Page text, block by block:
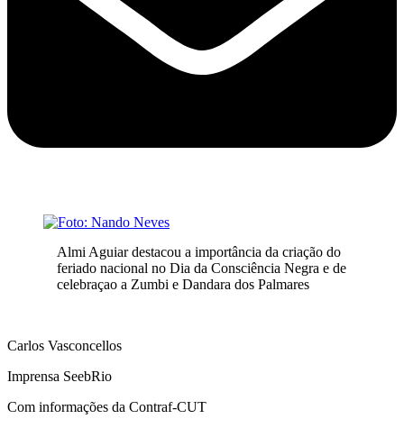
Almi Aguiar destacou a importância da criação do
feriado nacional no Dia da Consciência Negra e de
celebraçao a Zumbi e Dandara dos Palmares
Carlos Vasconcellos
Imprensa SeebRio
Com informações da Contraf-CUT